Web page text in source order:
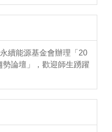
永續能源基金會辦理「20
勢論壇」，歡迎師生踴躍